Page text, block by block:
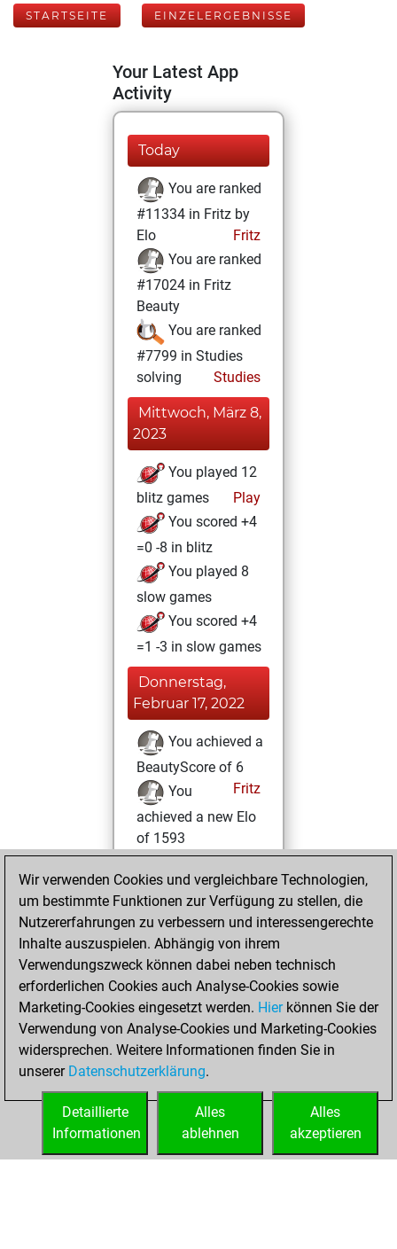
STARTSEITE EINZELERGEBNISSE
Your Latest App
Activity
Today
You are ranked
#11334 in Fritz by
Elo
Fritz
You are ranked
#17024 in Fritz
Beauty
You are ranked
#7799 in Studies
solving
Studies
Mittwoch, März 8,
2023
You played 12
blitz games
Play
You scored +4
=0 -8 in blitz
You played 8
slow games
You scored +4
=1 -3 in slow games
Donnerstag,
Februar 17, 2022
You achieved a
BeautyScore of 6
Fritz
You
achieved a new Elo
of 1593
Sonntag, Januar
16, 2022
your Fritz account
Fritz
Sonntag,
November 28,
2021
You created
your Studies account
Studies
Wir verwenden Cookies und vergleichbare Technologien,
um bestimmte Funktionen zur Verfügung zu stellen, die
Nutzererfahrungen zu verbessern und interessengerechte
Inhalte auszuspielen. Abhängig von ihrem
Verwendungszweck können dabei neben technisch
erforderlichen Cookies auch Analyse-Cookies sowie
Marketing-Cookies eingesetzt werden. Hierkönnen Sie der
Verwendung von Analyse-Cookies und Marketing-Cookies
widersprechen. Weitere Informationen finden Sie in
unserer Datenschutzerklärung.
Alles
akzeptieren
Alles
ablehnen
Detaillierte
Informationen